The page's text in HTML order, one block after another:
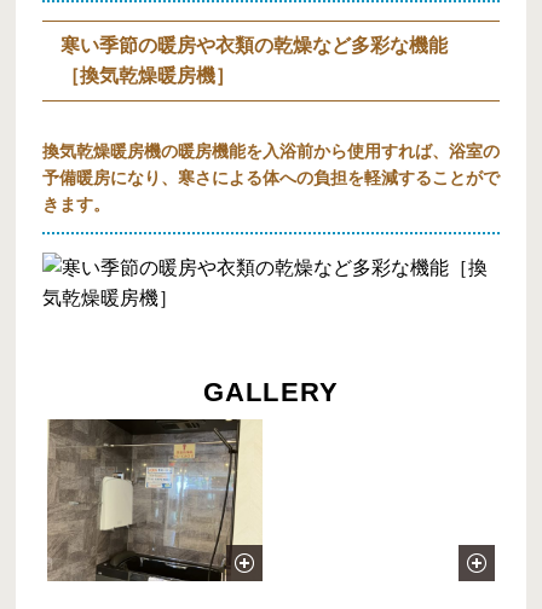
寒い季節の暖房や衣類の乾燥など多彩な機能
［換気乾燥暖房機］
換気乾燥暖房機の暖房機能を入浴前から使用すれば、浴室の
予備暖房になり、寒さによる体への負担を軽減することがで
きます。
GALLERY